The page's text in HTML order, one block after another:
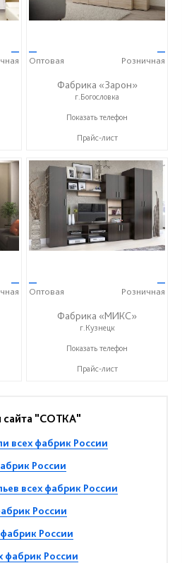
— —
Оптовая
—
Розничная
Фабрика «Зарон»
г.Богословка
+7 (8412) 21-50-66
Показать телефон
Прайс-лист
— —
Оптовая
—
Розничная
Фабрика «МИКС»
г.Кузнецк
+7 (937) 423-36-37
Показать телефон
Прайс-лист
сайта "СОТКА"
всех фабрик России
России
всех фабрик России
России
России
фабрик России